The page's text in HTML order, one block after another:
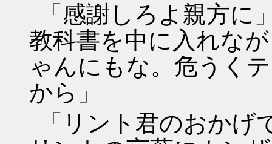
「感謝しろよ親方
教科書を中に入れな
ゃんにもな。危うく
から」
「リント君のおか